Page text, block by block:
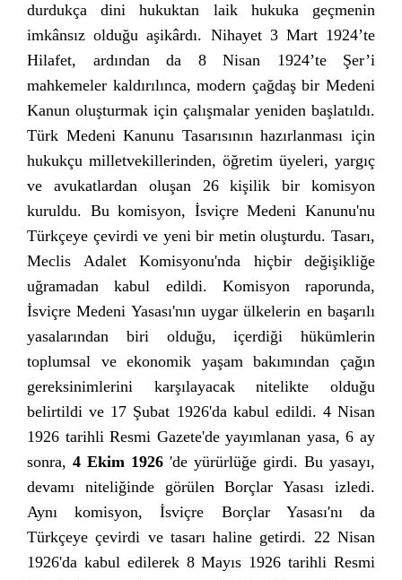
durdukça dini hukuktan laik hukuka geçmenin
imkânsız olduğu aşikârdı. Nihayet 3 Mart 1924’te
Hilafet, ardından da 8 Nisan 1924’te Şer’i
mahkemeler kaldırılınca, modern çağdaş bir Medeni
Kanun oluşturmak için çalışmalar yeniden başlatıldı.
Türk Medeni Kanunu Tasarısının hazırlanması için
hukukçu milletvekillerinden, öğretim üyeleri, yargıç
ve avukatlardan oluşan 26 kişilik bir komisyon
kuruldu. Bu komisyon, İsviçre Medeni Kanunu'nu
Türkçeye çevirdi ve yeni bir metin oluşturdu. Tasarı,
Meclis Adalet Komisyonu'nda hiçbir değişikliğe
uğramadan kabul edildi. Komisyon raporunda,
İsviçre Medeni Yasası'nın uygar ülkelerin en başarılı
yasalarından biri olduğu, içerdiği hükümlerin
toplumsal ve ekonomik yaşam bakımından çağın
gereksinimlerini karşılayacak nitelikte olduğu
belirtildi ve 17 Şubat 1926'da kabul edildi. 4 Nisan
1926 tarihli Resmi Gazete'de yayımlanan yasa, 6 ay
sonra, 4 Ekim 1926 'de yürürlüğe girdi. Bu yasayı,
devamı niteliğinde görülen Borçlar Yasası izledi.
Aynı komisyon, İsviçre Borçlar Yasası'nı da
Türkçeye çevirdi ve tasarı haline getirdi. 22 Nisan
1926'da kabul edilerek 8 Mayıs 1926 tarihli Resmi